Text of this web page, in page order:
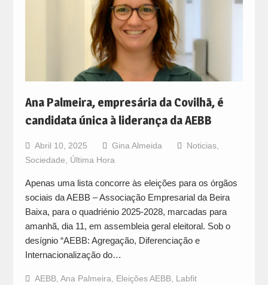
Ana Palmeira, empresária da Covilhã, é
candidata única à liderança da AEBB
Abril 10, 2025 Gina Almeida Noticias,
Sociedade
Última Hora
Apenas uma lista concorre às eleições para os órgãos
sociais da AEBB – Associação Empresarial da Beira
Baixa, para o quadriénio 2025-2028, marcadas para
amanhã, dia 11, em assembleia geral eleitoral. Sob o
desígnio “AEBB: Agregação, Diferenciação e
Internacionalização do…
AEBB, Ana Palmeira Eleições AEBB, Labfit